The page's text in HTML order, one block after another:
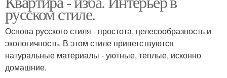
русском стиле.
Основа русского стиля - простота, целесообразность и
экологичность. В этом стиле приветствуются
натуральные материалы - уютные, теплые, исконно
домашние.